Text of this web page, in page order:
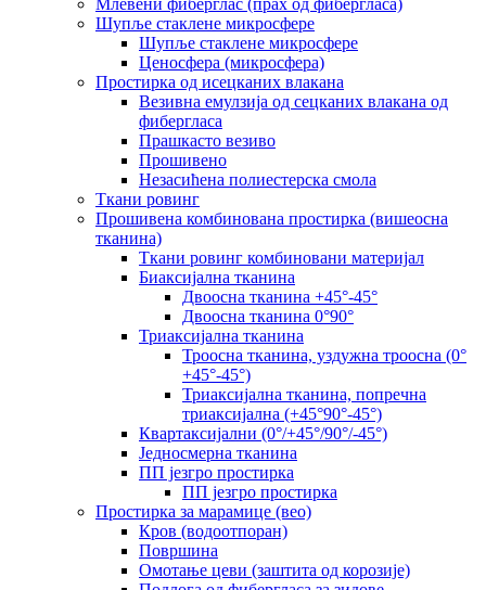
Млевени фиберглас (прах од фибергласа)
Шупље стаклене микросфере
Шупље стаклене микросфере
Ценосфера (микросфера)
Простирка од исецканих влакана
Везивна емулзија од сецканих влакана од
фибергласа
Прашкасто везиво
Прошивено
Незасићена полиестерска смола
Ткани ровинг
Прошивена комбинована простирка (вишеосна
тканина)
Ткани ровинг комбиновани материјал
Биаксијална тканина
Двоосна тканина +45°-45°
Двоосна тканина 0°90°
Триаксијална тканина
Троосна тканина, уздужна троосна (0°
+45°-45°)
Триаксијална тканина, попречна
триаксијална (+45°90°-45°)
Квартаксијални (0°/+45°/90°/-45°)
Једносмерна тканина
ПП језгро простирка
ПП језгро простирка
Простирка за марамице (вео)
Кров (водоотпоран)
Површина
Омотање цеви (заштита од корозије)